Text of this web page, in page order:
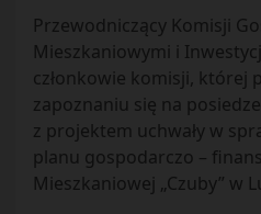
Przewodniczący Komisji
Mieszkaniowymi i
członkowie komisji, której
zapoznaniu się na
z projektem uchwały w
planu gospodarczo –
Mieszkaniowej „Czuby” w